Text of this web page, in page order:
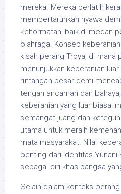
mereka. Mereka berlatih
mempertaruhkan nyawa
kehormatan, baik di medan
olahraga. Konsep
kisah perang Troya, di mana
menunjukkan keberanian
rintangan besar demi
tengah ancaman dan
keberanian yang luar biasa,
semangat juang dan
utama untuk meraih
mata masyarakat. Nilai
penting dari identitas Yunani
sebagai ciri khas bangsa
Selain dalam konteks